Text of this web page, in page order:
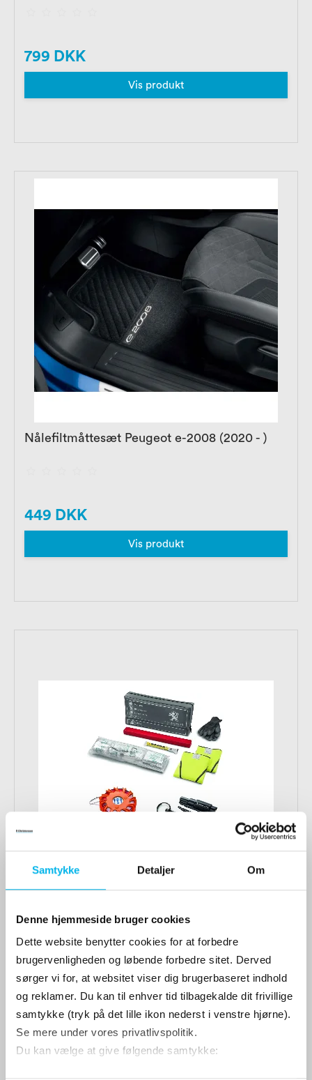
Samtykke Detaljer Om
Denne hjemmeside bruger cookies
Dette website benytter cookies for at forbedre
brugervenligheden og løbende forbedre sitet. Derved
sørger vi for, at websitet viser dig brugerbaseret indhold
og reklamer. Du kan til enhver tid tilbagekalde dit frivillige
samtykke (tryk på det lille ikon nederst i venstre hjørne).
Se mere under vores privatlivspolitik.
Du kan vælge at give følgende samtykke:
799 DKK
Vis produkt
Nålefiltmåttesæt Peugeot e-2008 (2020 - )
449 DKK
Vis produkt
799 DKK
Vis produkt